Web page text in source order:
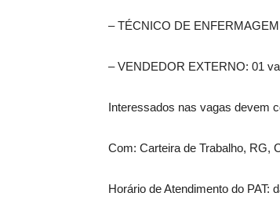
– TÉCNICO DE
– VENDEDOR EXTERNO: 01
Interessados nas vagas devem
Com: Carteira de Trabalho, RG,
Horário de Atendimento do PAT: